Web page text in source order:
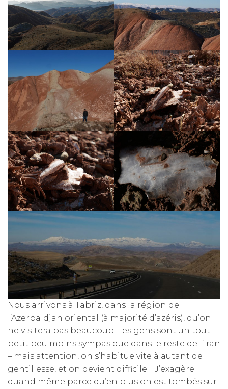
Nous arrivons à Tabriz, dans la région de
l’Azerbaïdjan oriental (à majorité d’azéris), qu’on
ne visitera pas beaucoup : les gens sont un tout
petit peu moins sympas que dans le reste de l’Iran
– mais attention, on s’habitue vite à autant de
gentillesse, et on devient difficile… J’exagère
quand même parce qu’en plus on est tombés sur